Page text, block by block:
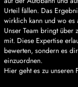
Urteil fällen. Das
wirklich kann und wo es
Unser Team bringt über
mit. Diese Expertise
bewerten, sondern es
einzuordnen.
Hier geht es zu unseren